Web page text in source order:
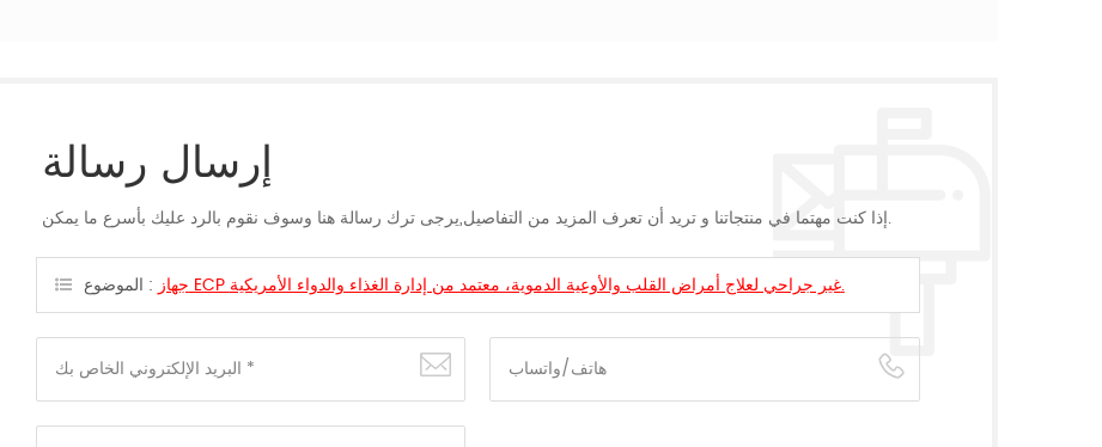
إرسال رسالة
إذا كنت مهتما في منتجاتنا و تريد أن تعرف المزيد من التفاصيل,يرجى ترك رسالة هنا وسوف نقوم بالرد عليك بأسرع ما يمكن.
الموضوع : جهاز ECP غير جراحي لعلاج أمراض القلب والأوعية الدموية، معتمد من إدارة الغذاء والدواء الأمريكية.